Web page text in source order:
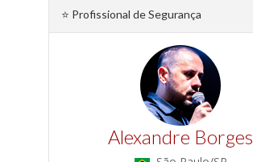
⭐ Profissional de Segurança
Alexandre Borges